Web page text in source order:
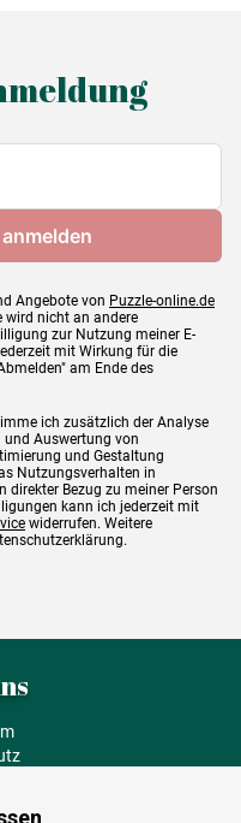
Angebote von Puzzle-online.de
wird nicht an andere
zur Nutzung meiner E-
mit Wirkung für die
am Ende des
ich zusätzlich der Analyse
und Auswertung von
und Gestaltung
Nutzungsverhalten in
direkter Bezug zu meiner Person
kann ich jederzeit mit
widerrufen. Weitere